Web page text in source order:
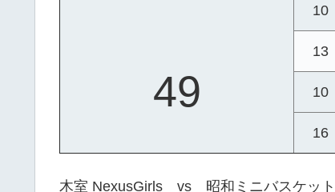
10
49
13
10
16
木室 NexusGirls vs 昭和ミニバスケット